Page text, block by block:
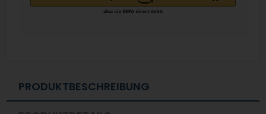
PRODUKTBESCHREIBUNG